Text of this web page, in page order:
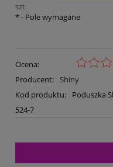
szt.
*- Pole wymagane
Ocena:
Producent:
Shiny
Kod produktu:
Poduszka
524-7